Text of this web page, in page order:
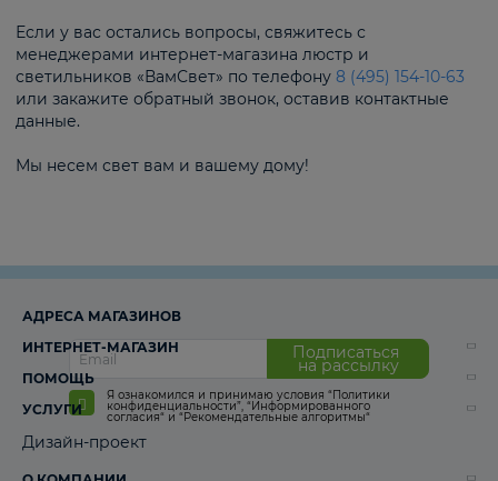
Если у вас остались вопросы, свяжитесь с
менеджерами интернет-магазина люстр и
светильников «ВамСвет» по телефону 8 (495) 154-10-63
или закажите обратный звонок, оставив контактные
данные.
Мы несем свет вам и вашему дому!
Подписаться
на рассылку
Я ознакомился и принимаю условия “Политики
конфиденциальности”, “Информированного
согласия“ и “Рекомендательные алгоритмы“
АДРЕСА МАГАЗИНОВ
ИНТЕРНЕТ-МАГАЗИН
ПОМОЩЬ
УСЛУГИ
Дизайн-проект